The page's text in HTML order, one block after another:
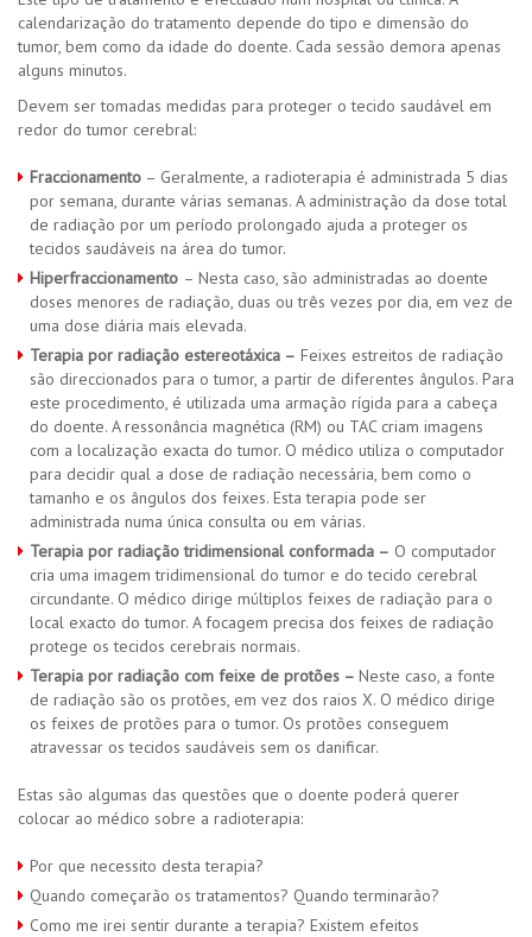
calendarização do tratamento depende do tipo e dimensão do
tumor, bem como da idade do doente. Cada sessão demora apenas
alguns minutos.
Devem ser tomadas medidas para proteger o tecido saudável em
redor do tumor cerebral:
Fraccionamento – Geralmente, a radioterapia é administrada 5 dias
por semana, durante várias semanas. A administração da dose total
de radiação por um período prolongado ajuda a proteger os
tecidos saudáveis na área do tumor.
Hiperfraccionamento – Nesta caso, são administradas ao doente
doses menores de radiação, duas ou três vezes por dia, em vez de
uma dose diária mais elevada.
Terapia por radiação estereotáxica – Feixes estreitos de radiação
são direccionados para o tumor, a partir de diferentes ângulos. Para
este procedimento, é utilizada uma armação rígida para a cabeça
do doente. A ressonância magnética (RM) ou TAC criam imagens
com a localização exacta do tumor. O médico utiliza o computador
para decidir qual a dose de radiação necessária, bem como o
tamanho e os ângulos dos feixes. Esta terapia pode ser
administrada numa única consulta ou em várias.
Terapia por radiação tridimensional conformada – O computador
cria uma imagem tridimensional do tumor e do tecido cerebral
circundante. O médico dirige múltiplos feixes de radiação para o
local exacto do tumor. A focagem precisa dos feixes de radiação
protege os tecidos cerebrais normais.
Terapia por radiação com feixe de protões – Neste caso, a fonte
de radiação são os protões, em vez dos raios X. O médico dirige
os feixes de protões para o tumor. Os protões conseguem
atravessar os tecidos saudáveis sem os danificar.
Estas são algumas das questões que o doente poderá querer
colocar ao médico sobre a radioterapia:
Por que necessito desta terapia?
Quando começarão os tratamentos? Quando terminarão?
Como me irei sentir durante a terapia? Existem efeitos